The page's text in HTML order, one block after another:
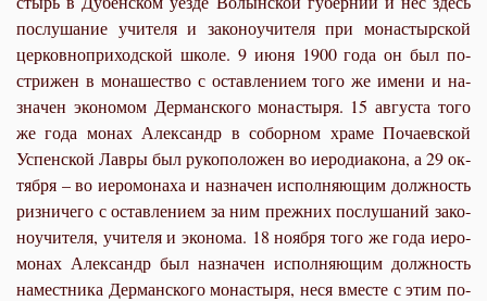
по­слу­ша­ние учи­те­ля и за­ко­но­учи­те­ля при мо­на­стыр­ской
цер­ков­но­при­ход­ской шко­ле. 9 июня 1900 го­да он был по­
стри­жен в мо­на­ше­ство с остав­ле­ни­ем то­го же име­ни и на­
зна­чен эко­но­мом Дер­ман­ско­го мо­на­сты­ря. 15 ав­гу­ста то­го
же го­да мо­нах Алек­сандр в со­бор­ном хра­ме По­ча­ев­ской
Успен­ской Лав­ры был ру­ко­по­ло­жен во иеро­ди­а­ко­на, а 29 ок­
тяб­ря – во иеро­мо­на­ха и на­зна­чен ис­пол­ня­ю­щим долж­ность
риз­ни­че­го с остав­ле­ни­ем за ним преж­них по­слу­ша­ний за­ко­
но­учи­те­ля, учи­те­ля и эко­но­ма. 18 но­яб­ря то­го же го­да иеро­
мо­нах Алек­сандр был на­зна­чен ис­пол­ня­ю­щим долж­ность
на­мест­ни­ка Дер­ман­ско­го мо­на­сты­ря, неся вме­сте с этим по­